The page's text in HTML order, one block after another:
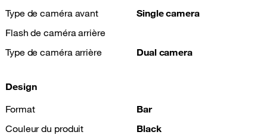
Type de caméra avant
Single camera
Flash de caméra arrière
Type de caméra arrière
Dual camera
Design
Format
Bar
Couleur du produit
Black